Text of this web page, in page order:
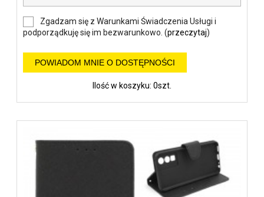
Zgadzam się z Warunkami Świadczenia Usługi i
podporządkuję się im bezwarunkowo. (przeczytaj)
POWIADOM MNIE O DOSTĘPNOŚCI
Ilość w koszyku: 0szt.